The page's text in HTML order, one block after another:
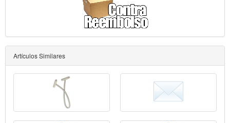
Artículos Similares